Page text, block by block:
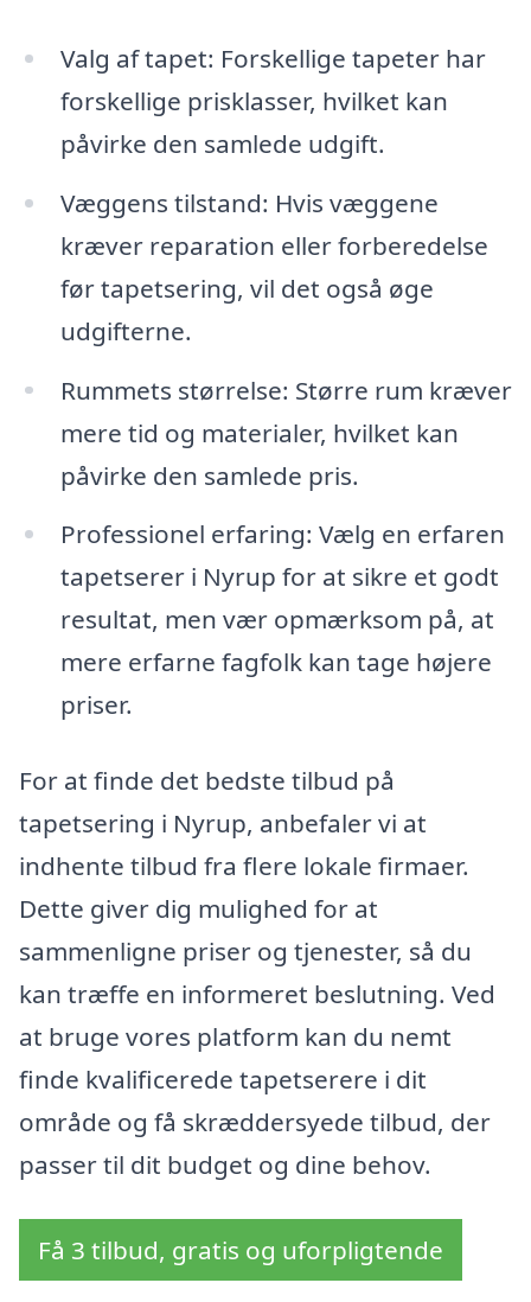
Valg af tapet: Forskellige tapeter har
forskellige prisklasser, hvilket kan
påvirke den samlede udgift.
Væggens tilstand: Hvis væggene
kræver reparation eller forberedelse
før tapetsering, vil det også øge
udgifterne.
Rummets størrelse: Større rum kræver
mere tid og materialer, hvilket kan
påvirke den samlede pris.
Professionel erfaring: Vælg en erfaren
tapetserer i Nyrup for at sikre et godt
resultat, men vær opmærksom på, at
mere erfarne fagfolk kan tage højere
priser.
For at finde det bedste tilbud på
tapetsering i Nyrup, anbefaler vi at
indhente tilbud fra flere lokale firmaer.
Dette giver dig mulighed for at
sammenligne priser og tjenester, så du
kan træffe en informeret beslutning. Ved
at bruge vores platform kan du nemt
finde kvalificerede tapetserere i dit
område og få skræddersyede tilbud, der
passer til dit budget og dine behov.
Få 3 tilbud, gratis og uforpligtende